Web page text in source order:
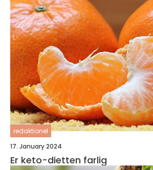
redaktionel
17. January 2024
Er keto-dietten farlig